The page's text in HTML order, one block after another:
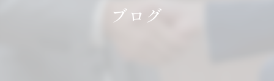
ブログ